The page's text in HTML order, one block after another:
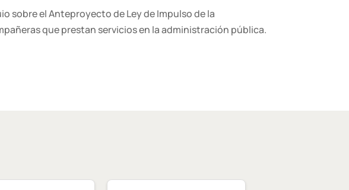
sobre el Anteproyecto de Ley de Impulso de la
que prestan servicios en la administración pública.